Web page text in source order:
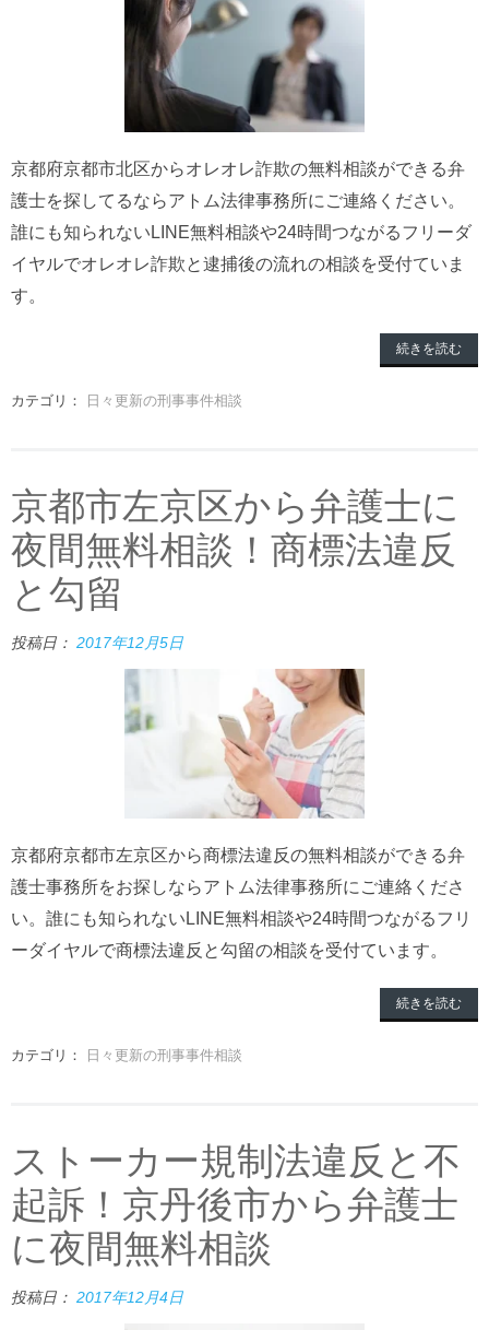
京都府京都市北区からオレオレ詐欺の無料相談ができる弁
護士を探してるならアトム法律事務所にご連絡ください。
誰にも知られないLINE無料相談や24時間つながるフリーダ
イヤルでオレオレ詐欺と逮捕後の流れの相談を受付ていま
す。
続きを読む
カテゴリ： 日々更新の刑事事件相談
京都市左京区から弁護士に
夜間無料相談！商標法違反
と勾留
投稿日： 2017年12月5日
京都府京都市左京区から商標法違反の無料相談ができる弁
護士事務所をお探しならアトム法律事務所にご連絡くださ
い。誰にも知られないLINE無料相談や24時間つながるフリ
ーダイヤルで商標法違反と勾留の相談を受付ています。
続きを読む
カテゴリ： 日々更新の刑事事件相談
ストーカー規制法違反と不
起訴！京丹後市から弁護士
に夜間無料相談
投稿日： 2017年12月4日